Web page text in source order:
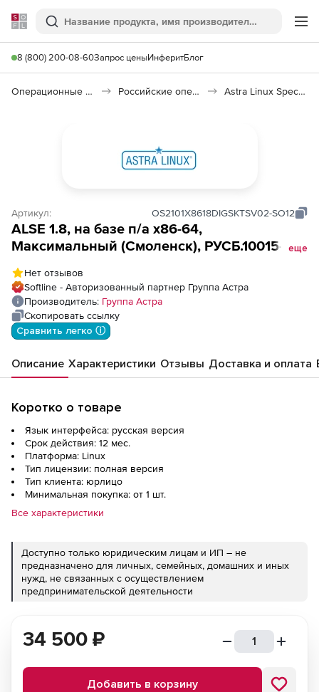
Softline
Поиск
8 (800) 200-08-60Запрос ценыИнферитБлог
Операционные системы Российские операционные системы (Импортозамещение) Astra Linux Special Edition
Артикул: OS2101X8618DIGSKTSV02-SO12
ALSE 1.8, на базе п/а х86-64,
Максимальный (Смоленск), РУСБ.10015-01
сокетов или 1 виртуальный сервер, сроком
на 12 мес., с вкл.обновлениями Тип 1 на 12
мес.
еще
Нет отзывов
Softline - Авторизованный партнер Группа Астра
Производитель: Группа Астра
Скопировать ссылку
Сравнить легко ⓘ
Описание Характеристики Отзывы Доставка и оплата
Коротко о товаре
Язык интерфейса: русская версия
Срок действия: 12 мес.
Платформа: Linux
Тип лицензии: полная версия
Тип клиента: юрлицо
Минимальная покупка: от 1 шт.
Все характеристики
Доступно только юридическим лицам и ИП – не
предназначено для личных, семейных, домашних и иных
нужд, не связанных с осуществлением
предпринимательской деятельности
34 500 ₽
Добавить в корзину